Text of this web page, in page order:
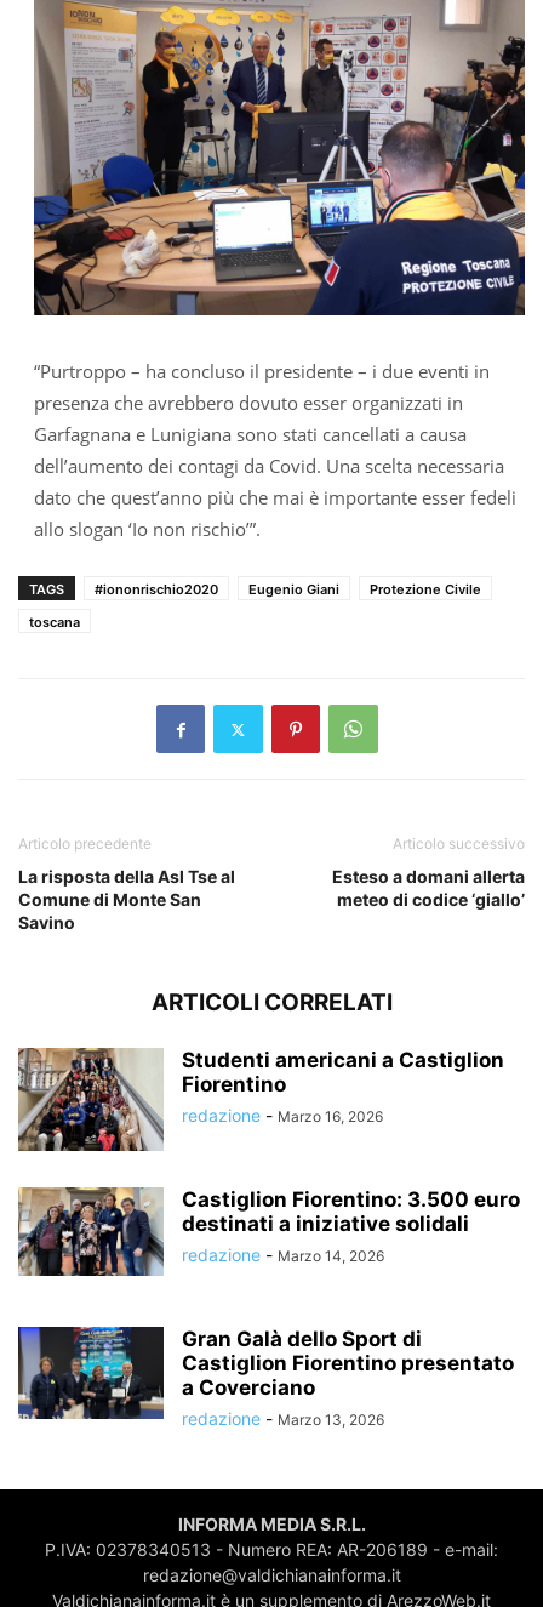
“Purtroppo – ha concluso il presidente – i due eventi in
presenza che avrebbero dovuto esser organizzati in
Garfagnana e Lunigiana sono stati cancellati a causa
dell’aumento dei contagi da Covid. Una scelta necessaria
dato che quest’anno più che mai è importante esser fedeli
allo slogan ‘Io non rischio’”.
TAGS #iononrischio2020 Eugenio Giani
Protezione Civile
toscana
Articolo precedente
La risposta della Asl Tse al
Comune di Monte San
Savino
Articolo successivo
Esteso a domani allerta
meteo di codice ‘giallo’
ARTICOLI CORRELATI
Studenti americani a Castiglion
Fiorentino
redazione - Marzo 16, 2026
Castiglion Fiorentino: 3.500 euro
destinati a iniziative solidali
redazione - Marzo 14, 2026
Gran Galà dello Sport di
Castiglion Fiorentino presentato
a Coverciano
redazione - Marzo 13, 2026
INFORMA MEDIA S.R.L.
P.IVA: 02378340513 - Numero REA: AR-206189 - e-mail:
redazione@valdichianainforma.it
Valdichianainforma.it è un supplemento di ArezzoWeb.it